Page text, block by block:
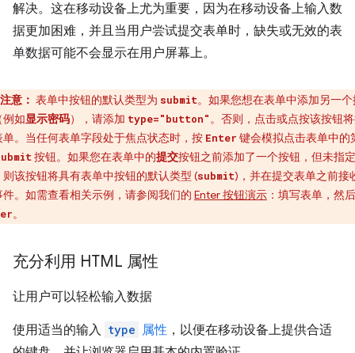
解决。这在移动设备上尤为重要，因为在移动设备上输入数
据更加困难，并且当用户尝试提交表单时，缺失或无效的表
单数据可能不会显示在用户屏幕上。
注意： 表单中按钮的默认类型为 submit。如果您想在表单中添加另一
例如显示密码），请添加 type="button"。否则，点击或点按该按钮
单。当任何表单字段处于焦点状态时，按 Enter 键会模拟点击表单中的
按钮。如果您在表单中的提交按钮之前添加了一个按钮，但未指
则该按钮将具有表单中按钮的默认类型 (submit)，并在提交表单之前接
件。如需查看相关示例，请参阅我们的 Enter 按钮演示 ：填写表单，然
。
充分利用 HTML 属性
让用户可以轻松输入数据
使用适当的输入 type 属性 ，以便在移动设备上提供合适